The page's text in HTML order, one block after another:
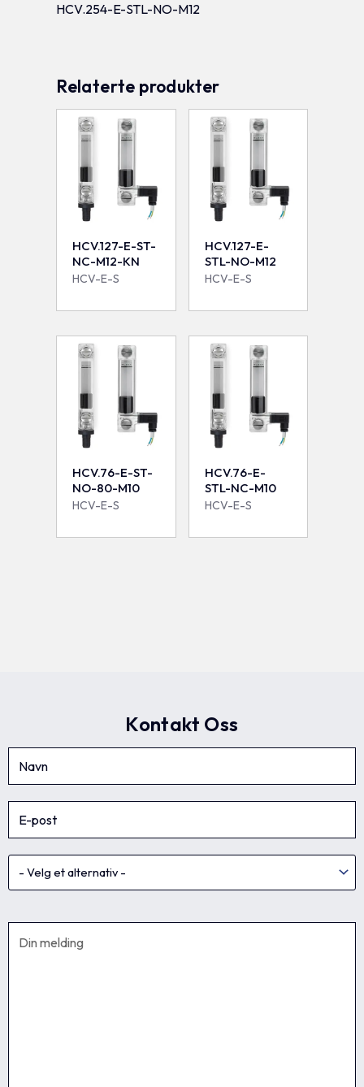
HCV.254-E-STL-NO-M12
Relaterte produkter
HCV.127-E-ST-
NC-M12-KN
HCV-E-S
HCV.127-E-
STL-NO-M12
HCV-E-S
HCV.76-E-ST-
NO-80-M10
HCV-E-S
HCV.76-E-
STL-NC-M10
HCV-E-S
Kontakt Oss